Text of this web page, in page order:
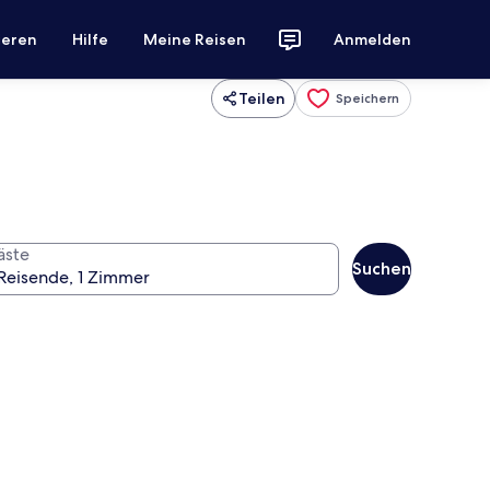
Hilfe Meine Reisen Anmelden
Teilen Speichern
Suchen